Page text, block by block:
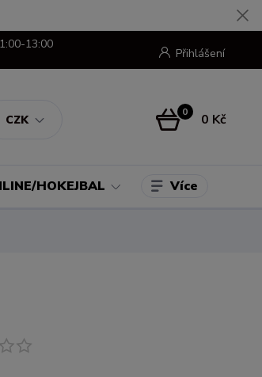
CZK
Přihlášení
13:00
0 0 Kč
HOKEJBAL Více